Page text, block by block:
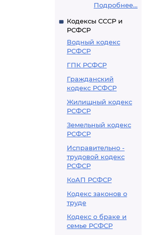
Подробнее...
Кодексы СССР и
РСФСР
Водный кодекс
РСФСР
ГПК РСФСР
Гражданский
кодекс РСФСР
Жилищный кодекс
РСФСР
Земельный кодекс
РСФСР
Исправительно -
трудовой кодекс
РСФСР
КоАП РСФСР
Кодекс законов о
труде
Кодекс о браке и
семье РСФСР